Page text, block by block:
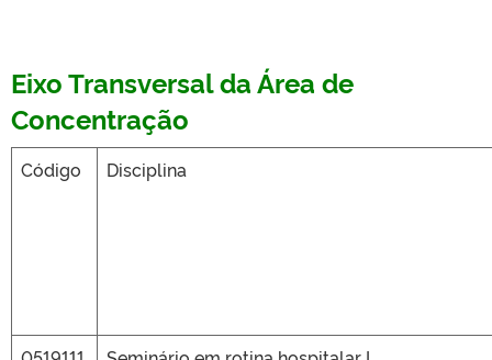
Eixo Transversal da Área de
Concentração
Código Disciplina